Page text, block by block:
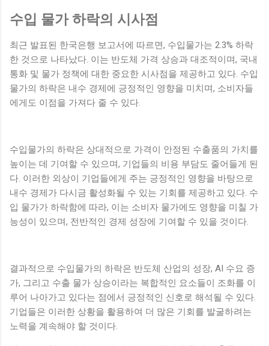
수입 물가 하락의 시사점
최근 발표된 한국은행 보고서에 따르면, 수입물가는 2.3% 하락
한 것으로 나타났다. 이는 반도체 가격 상승과 대조적이며, 국내
통화 및 물가 정책에 대한 중요한 시사점을 제공하고 있다. 수입
물가의 하락은 내수 경제에 긍정적인 영향을 미치며, 소비자들
에게도 이점을 가져다 줄 수 있다.
수입물가의 하락은 상대적으로 가격이 안정된 수출품의 가치를
높이는 데 기여할 수 있으며, 기업들의 비용 부담도 줄어들게 된
다. 이러한 외상이 기업들에게 주는 긍정적인 영향을 바탕으로
내수 경제가 다시금 활성화될 수 있는 기회를 제공하고 있다. 수
입 물가가 하락함에 따라, 이는 소비자 물가에도 영향을 미칠 가
능성이 있으며, 전반적인 경제 성장에 기여할 수 있을 것이다.
결과적으로 수입물가의 하락은 반도체 산업의 성장, AI 수요 증
가, 그리고 수출 물가 상승이라는 복합적인 요소들이 조화를 이
루어 나아가고 있다는 점에서 긍정적인 신호로 해석될 수 있다.
기업들은 이러한 상황을 활용하여 더 많은 기회를 발굴하려는
노력을 계속해야 할 것이다.